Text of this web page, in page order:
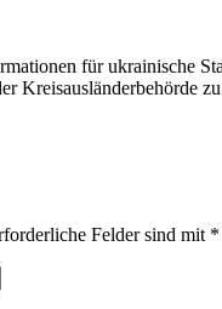
für ukrainische
Kreisausländerbehörde
Felder sind mit *